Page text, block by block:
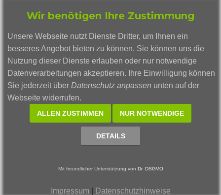
Blog Beiträge
Weizengras ohne Erde anbauen - eine
vollständige Anleitung
Gerstengras
Smoothies mal anders: Die außergewöhnlichen
Kreationen von Smutje Smusi
Vegane Vielfalt: Warum buddhistische
Fastenspeisen im Trend liegen
Rote Beete: Ein Powerfood für eure Gesundheit
Datenschutz Impressum
Datenschutz Einstellungen anpassen
Wir benötigen Ihre Zustimmung
Unsere Webseite nutzt Dienste Dritter, um Ihnen ein
besseres Angebot bieten zu können. Sie können uns die
Nutzung dieser Dienste erlauben oder nur notwendige
Datenverarbeitungen akzeptieren. Ihre Einwilligung können
Sie jederzeit über Datenschutz anpassen unten auf der
Webseite widerrufen.
ALLEN ZUSTIMMEN NUR NOTWENDIGE
DETAILS
Mit freundlicher Unterstützung von Dr. DSGVO
Impressum Datenschutzhinweise